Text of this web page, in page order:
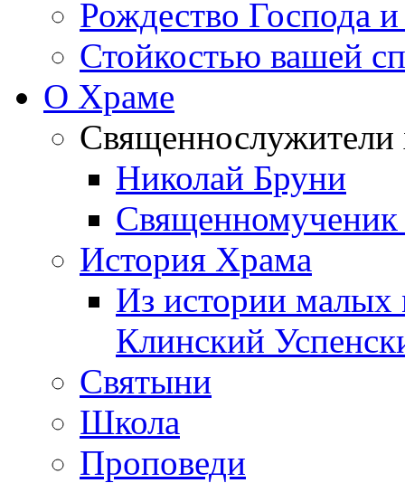
Рождество Господа
Стойкостью вашей
О Храме
Николай Бруни
История Храма
Из истории малых
Клинский
Святыни
Школа
Проповеди